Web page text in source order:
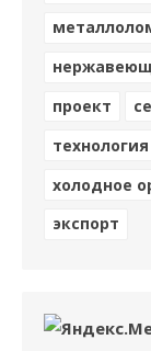
проект
технология
холодное
экспорт